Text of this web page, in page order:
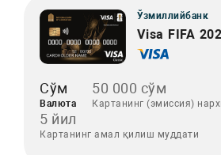
Ўзмиллийбанк
Visa FIFA
Сўм
Валюта
50 000 сўм
Картанинг (эмиссия)
5 йил
Картанинг амал қилиш муддати